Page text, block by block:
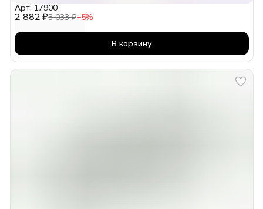
2 882 ₽3 033 ₽−5%
Арт: 17900
В корзину